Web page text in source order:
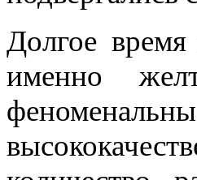
Долгое
именно